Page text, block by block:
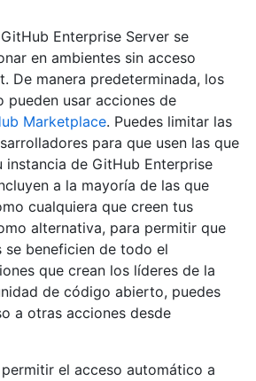
Enterprise Server se
en ambientes sin acceso
De manera predeterminada, los
pueden usar acciones de
Marketplace. Puedes limitar las
para que usen las que
instancia de GitHub Enterprise
a la mayoría de las que
cualquiera que creen tus
alternativa, para permitir que
se beneficien de todo el
que crean los líderes de la
de código abierto, puedes
a otras acciones desde
el acceso automático a